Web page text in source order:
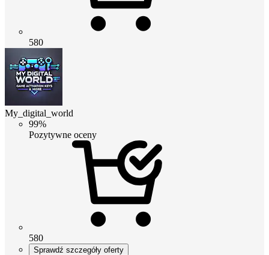
580
My_digital_world
99%
Pozytywne oceny
580
Sprawdź szczegóły oferty